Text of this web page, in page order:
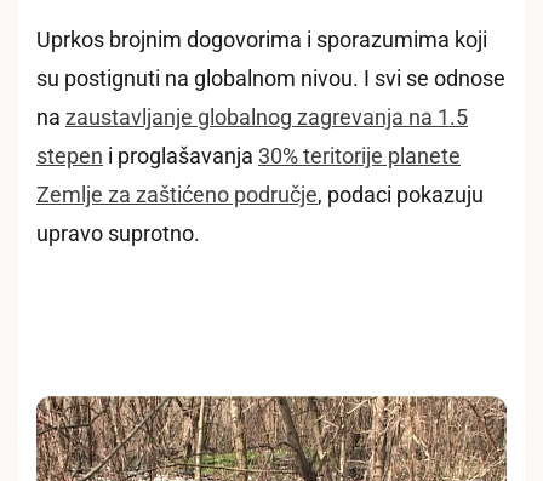
Uprkos brojnim dogovorima i sporazumima koji
su postignuti na globalnom nivou. I svi se odnose
na zaustavljanje globalnog zagrevanja na 1.5
stepen i proglašavanja 30% teritorije planete
Zemlje za zaštićeno područje, podaci pokazuju
upravo suprotno.